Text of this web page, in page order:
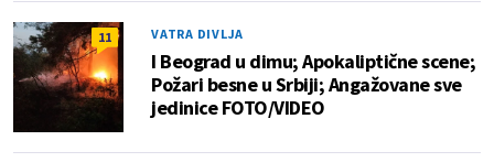
11 VATRA DIVLJA
I Beograd u dimu; Apokaliptične scene;
Požari besne u Srbiji; Angažovane sve
jedinice FOTO/VIDEO